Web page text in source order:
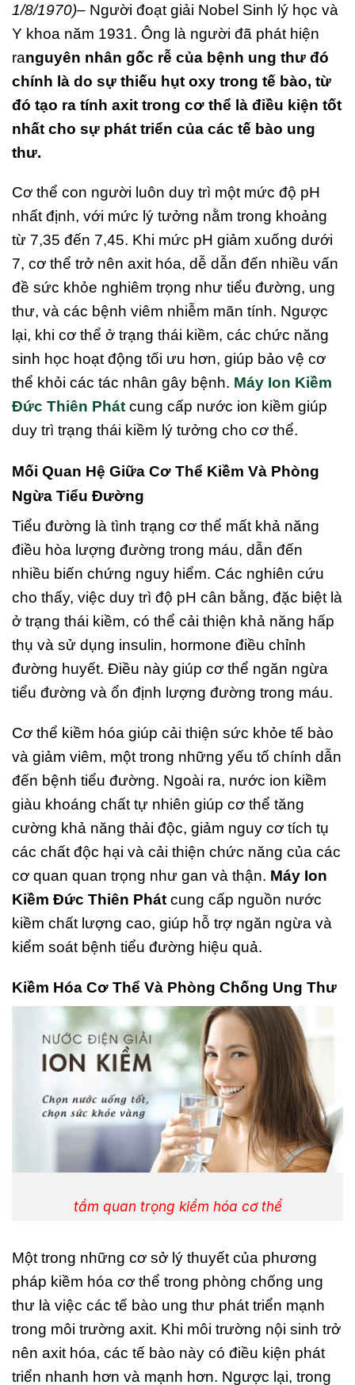
1/8/1970)– Người đoạt giải Nobel Sinh lý học và
Y khoa năm 1931. Ông là người đã phát hiện
ranguyên nhân gốc rễ của bệnh ung thư đó
chính là do sự thiếu hụt oxy trong tế bào, từ
đó tạo ra tính axit trong cơ thể là điều kiện tốt
nhất cho sự phát triển của các tế bào ung
thư.
Cơ thể con người luôn duy trì một mức độ pH
nhất định, với mức lý tưởng nằm trong khoảng
từ 7,35 đến 7,45. Khi mức pH giảm xuống dưới
7, cơ thể trở nên axit hóa, dễ dẫn đến nhiều vấn
đề sức khỏe nghiêm trọng như tiểu đường, ung
thư, và các bệnh viêm nhiễm mãn tính. Ngược
lại, khi cơ thể ở trạng thái kiềm, các chức năng
sinh học hoạt động tối ưu hơn, giúp bảo vệ cơ
thể khỏi các tác nhân gây bệnh. Máy Ion Kiềm
Đức Thiên Phát cung cấp nước ion kiềm giúp
duy trì trạng thái kiềm lý tưởng cho cơ thể.
Mối Quan Hệ Giữa Cơ Thể Kiềm Và Phòng
Ngừa Tiểu Đường
Tiểu đường là tình trạng cơ thể mất khả năng
điều hòa lượng đường trong máu, dẫn đến
nhiều biến chứng nguy hiểm. Các nghiên cứu
cho thấy, việc duy trì độ pH cân bằng, đặc biệt là
ở trạng thái kiềm, có thể cải thiện khả năng hấp
thụ và sử dụng insulin, hormone điều chỉnh
đường huyết. Điều này giúp cơ thể ngăn ngừa
tiểu đường và ổn định lượng đường trong máu.
Cơ thể kiềm hóa giúp cải thiện sức khỏe tế bào
và giảm viêm, một trong những yếu tố chính dẫn
đến bệnh tiểu đường. Ngoài ra, nước ion kiềm
giàu khoáng chất tự nhiên giúp cơ thể tăng
cường khả năng thải độc, giảm nguy cơ tích tụ
các chất độc hại và cải thiện chức năng của các
cơ quan quan trọng như gan và thận. Máy Ion
Kiềm Đức Thiên Phát cung cấp nguồn nước
kiềm chất lượng cao, giúp hỗ trợ ngăn ngừa và
kiểm soát bệnh tiểu đường hiệu quả.
Kiềm Hóa Cơ Thể Và Phòng Chống Ung Thư
tầm quan trọng kiềm hóa cơ thể
Một trong những cơ sở lý thuyết của phương
pháp kiềm hóa cơ thể trong phòng chống ung
thư là việc các tế bào ung thư phát triển mạnh
trong môi trường axit. Khi môi trường nội sinh trở
nên axit hóa, các tế bào này có điều kiện phát
triển nhanh hơn và mạnh hơn. Ngược lại, trong